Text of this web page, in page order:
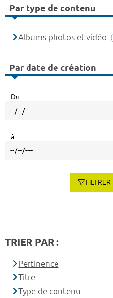
Par type de contenu
Albums photos et vidéo
Par date de création
Du
à
FILTRER
TRIER PAR :
Pertinence
Titre
Type de contenu